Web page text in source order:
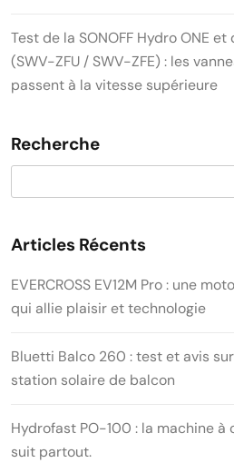
Test de la SONOFF Hydro ONE
(SWV-ZFU / SWV-ZFE) : les
passent à la vitesse supérieure
Recherche
Articles Récents
EVERCROSS EV12M Pro : une
qui allie plaisir et technologie
Bluetti Balco 260 : test et avis
station solaire de balcon
Hydrofast PO-100 : la machine à
suit partout.